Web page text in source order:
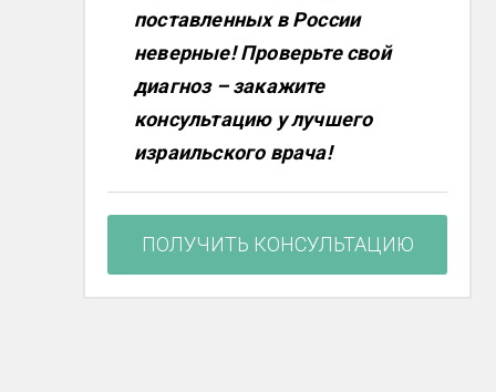
поставленных в России
неверные! Проверьте свой
диагноз – закажите
консультацию у лучшего
израильского врача!
ПОЛУЧИТЬ КОНСУЛЬТАЦИЮ